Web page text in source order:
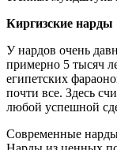
Киргизские нарды
У нардов очень
примерно 5 тысяч
египетских
почти все. Здесь
любой успешной
Современные